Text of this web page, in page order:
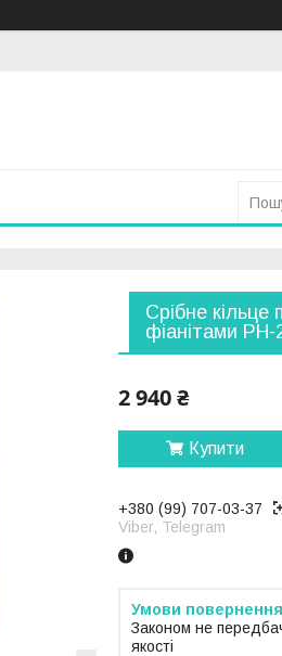
Срібне
фіанітами РН-
2 940 ₴
Купити
+380 (99) 707-03-37
Viber, Telegram
Законом не
якості